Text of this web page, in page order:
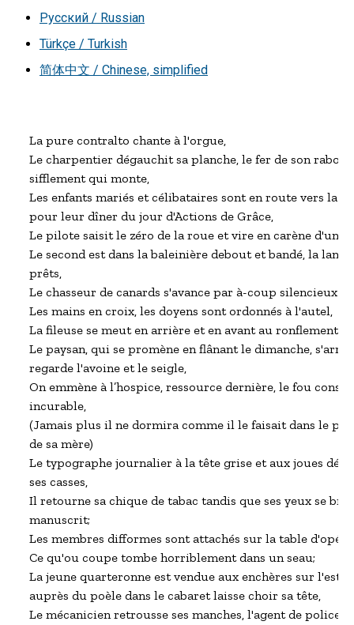
Русский / Russian
Türkçe / Turkish
简体中文 / Chinese, simplified
La pure contralto chante à l'orgue,
Le charpentier dégauchit sa planche, le fer de son rabot
sifflement qui monte,
Les enfants mariés et célibataires sont en route vers la
pour leur dîner du jour d'Actions de Grâce,
Le pilote saisit le zéro de la roue et vire en carène d'un
Le second est dans la baleinière debout et bandé, la
prêts,
Le chasseur de canards s'avance par à-coup silencieux
Les mains en croix, les doyens sont ordonnés à l'autel,
La fileuse se meut en arrière et en avant au ronflement
Le paysan, qui se promène en flânant le dimanche,
regarde l'avoine et le seigle,
On emmène à l’hospice, ressource dernière, le fou
incurable,
(Jamais plus il ne dormira comme il le faisait dans le
de sa mère)
Le typographe journalier à la tête grise et aux joues dé-
ses casses,
Il retourne sa chique de tabac tandis que ses yeux se
manuscrit;
Les membres difformes sont attachés sur la table
Ce qu'ou coupe tombe horriblement dans un seau;
La jeune quarteronne est vendue aux enchères sur
auprès du poèle dans le cabaret laisse choir sa tête,
Le mécanicien retrousse ses manches, l'agent de police